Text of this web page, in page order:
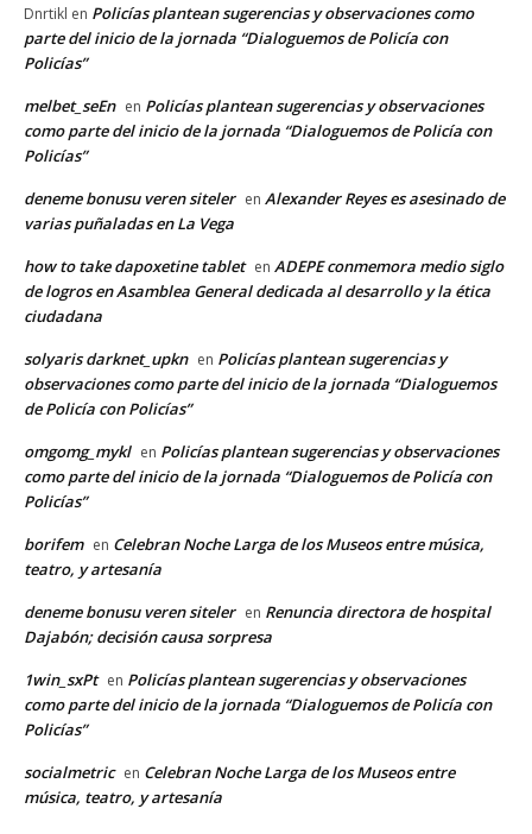
Dnrtikl en Policías plantean sugerencias y observaciones como
parte del inicio de la jornada “Dialoguemos de Policía con
Policías”
melbet_seEn en Policías plantean sugerencias y observaciones
como parte del inicio de la jornada “Dialoguemos de Policía con
Policías”
deneme bonusu veren siteler en Alexander Reyes es asesinado de
varias puñaladas en La Vega
how to take dapoxetine tablet en ADEPE conmemora medio siglo
de logros en Asamblea General dedicada al desarrollo y la ética
ciudadana
solyaris darknet_upkn en Policías plantean sugerencias y
observaciones como parte del inicio de la jornada “Dialoguemos
de Policía con Policías”
omgomg_mykl en Policías plantean sugerencias y observaciones
como parte del inicio de la jornada “Dialoguemos de Policía con
Policías”
borifem en Celebran Noche Larga de los Museos entre música,
teatro, y artesanía
deneme bonusu veren siteler en Renuncia directora de hospital
Dajabón; decisión causa sorpresa
1win_sxPt en Policías plantean sugerencias y observaciones
como parte del inicio de la jornada “Dialoguemos de Policía con
Policías”
socialmetric en Celebran Noche Larga de los Museos entre
música, teatro, y artesanía